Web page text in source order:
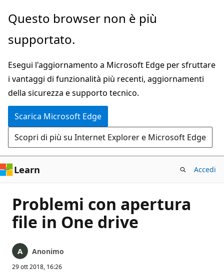
Ignora
passa
contenuto
principale
Questo browser non è più
supportato.
Esegui l'aggiornamento a Microsoft Edge per sfruttare
i vantaggi di funzionalità più recenti, aggiornamenti
della sicurezza e supporto tecnico.
Scarica Microsoft Edge
Scopri di più su Internet Explorer e Microsoft Edge
Learn Accedi
Problemi con apertura
file in One drive
Anonimo
29 ott 2018, 16:26